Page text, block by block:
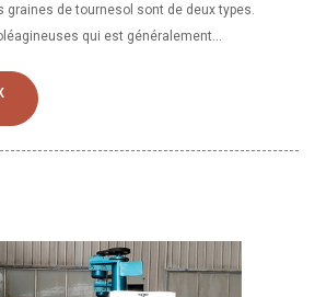
graines de tournesol sont de deux types.
qui est généralement
à huile hydraulique est une petite presse à
simple, un débit d'huile élevé et moins
de noix, les graines de thé, les graines de
l'amande et autres huiles riches.